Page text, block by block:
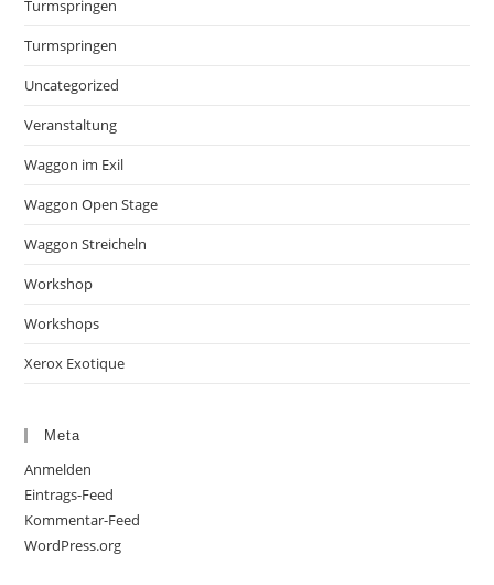
Turmspringen
Turmspringen
Uncategorized
Veranstaltung
Waggon im Exil
Waggon Open Stage
Waggon Streicheln
Workshop
Workshops
Xerox Exotique
Meta
Anmelden
Eintrags-Feed
Kommentar-Feed
WordPress.org